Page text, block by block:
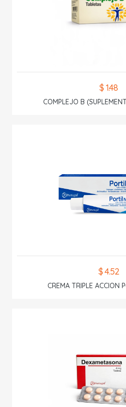
$ 1.48
COMPLEJO B
$ 4.52
CREMA TRIPLE ACCION